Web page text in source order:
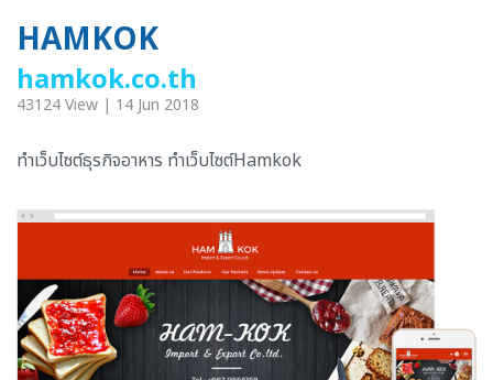
HAMKOK
hamkok.co.th
43124 View | 14 Jun 2018
ทำเว็บไซต์ธุรกิจอาหาร ทำเว็บไซต์Hamkok